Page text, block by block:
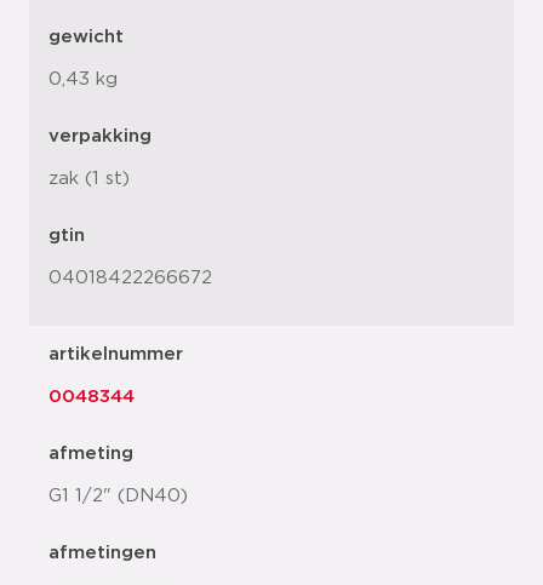
gewicht
0,43 kg
verpakking
zak (1 st)
gtin
04018422266672
artikelnummer
0048344
afmeting
G1 1/2" (DN40)
afmetingen